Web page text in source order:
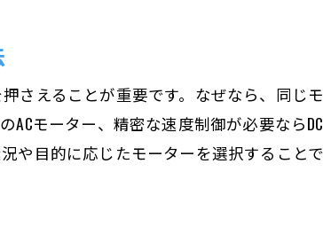
いによるモーター性能の違いを解説
ー選びで押さえたい極数の選定基準
に見るモーター極数の使い分け方法
ー選定で重要な極数の特徴と選び方
さえることが重要です。なぜなら、同じ
モーター、精密な速度制御が必要なら
や目的に応じたモーターを選択すること